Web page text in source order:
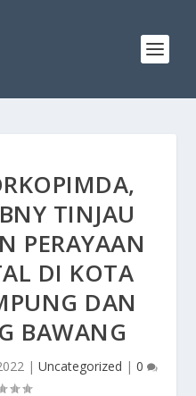
TINJAU
PERAYAAN
DI KOTA
DAN
BAWANG
| Uncategorized | 0